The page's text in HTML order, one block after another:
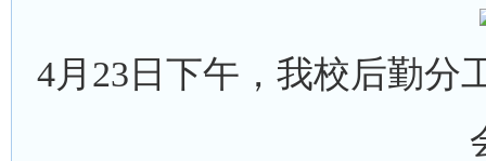
4月23日下午，我校后勤分